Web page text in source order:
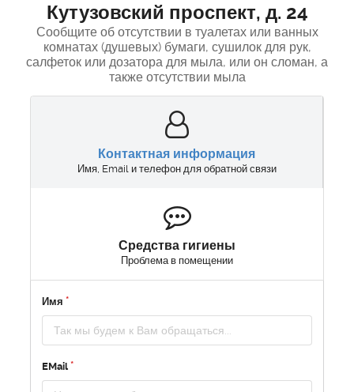
Кутузовский проспект, д. 24
Сообщите об отсутствии в туалетах или ванных
комнатах (душевых) бумаги, сушилок для рук,
салфеток или дозатора для мыла, или он сломан, а
также отсутствии мыла
Контактная информация
Имя, Email и телефон для обратной связи
Средства гигиены
Проблема в помещении
Имя
EMail